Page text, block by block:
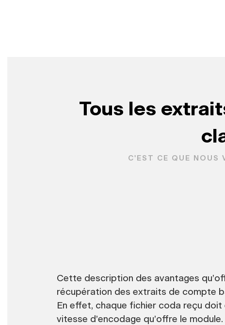
Tous les
C'EST CE QUE NOUS
Cette description des avantages
récupération des extraits de compte
En effet, chaque fichier coda reçu
vitesse d’encodage qu’offre le module.